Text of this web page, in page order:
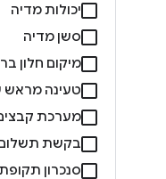
יכולות מדיה
סשן מדיה
מיקום חלון
טעינה מראש
מערכת
בקשת
סנכרון